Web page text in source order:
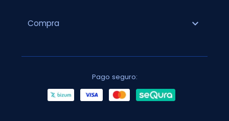
Compra expand_more
Pago seguro: